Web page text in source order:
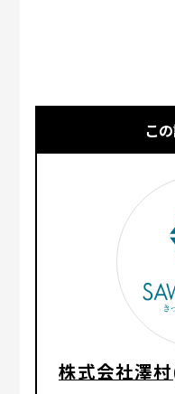
こ
株式会社澤